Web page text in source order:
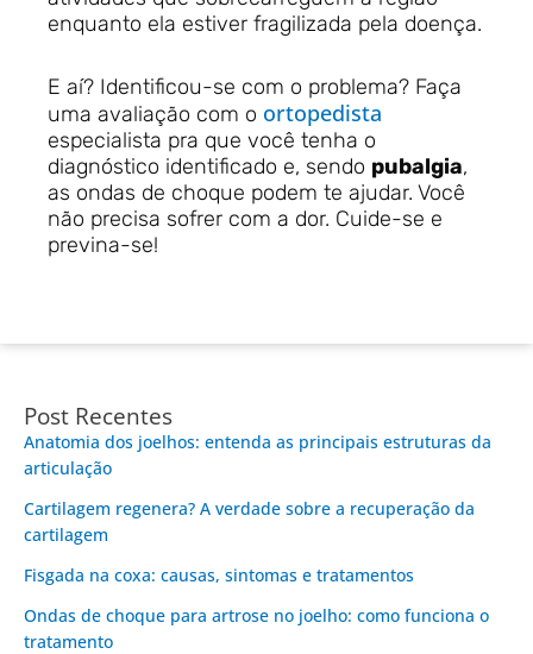
enquanto ela estiver fragilizada pela doença.
E aí? Identificou-se com o problema? Faça
uma avaliação com o ortopedista
especialista pra que você tenha o
diagnóstico identificado e, sendo pubalgia,
as ondas de choque podem te ajudar. Você
não precisa sofrer com a dor. Cuide-se e
previna-se!
Post Recentes
Anatomia dos joelhos: entenda as principais estruturas da
articulação
Cartilagem regenera? A verdade sobre a recuperação da
cartilagem
Fisgada na coxa: causas, sintomas e tratamentos
Ondas de choque para artrose no joelho: como funciona o
tratamento